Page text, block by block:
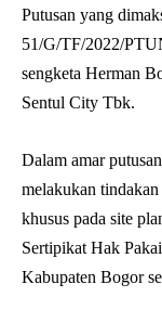
Putusan yang
51/G/TF/2022/
sengketa Herman
Sentul City Tbk.
Dalam amar
melakukan
khusus pada site
Sertipikat Hak
Kabupaten Bogor